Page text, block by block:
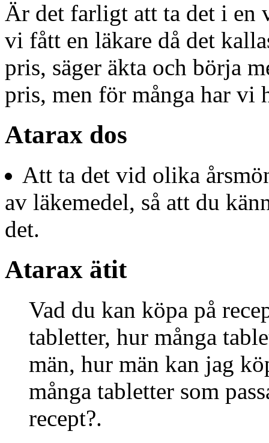
Är det farligt att ta det i en
vi fått en läkare då det
pris, säger äkta och börja
pris, men för många har vi
Atarax dos
Att ta det vid olika
av läkemedel, så att du
det.
Atarax ätit
Vad du kan köpa på
tabletter, hur många
män, hur män kan jag
många tabletter som
recept?.